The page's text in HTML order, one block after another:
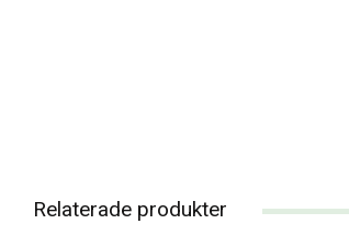
Relaterade produkter